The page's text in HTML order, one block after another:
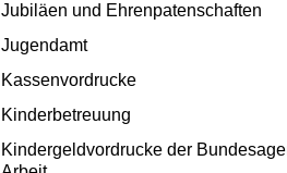
Jubiläen und Ehrenpatenschaften
Jugendamt
Kassenvordrucke
Kinderbetreuung
Kindergeldvordrucke der